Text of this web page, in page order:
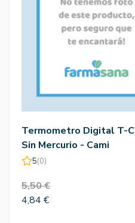
Termometro Digital T-
Sin Mercurio - Cami
5(0)
5,50 €
4,84 €